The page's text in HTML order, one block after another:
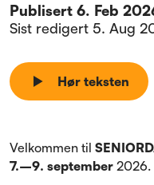
Publisert 6. Feb
Sist redigert 5. Aug
Hør teksten
Velkommen til
7.–9. september 2026.